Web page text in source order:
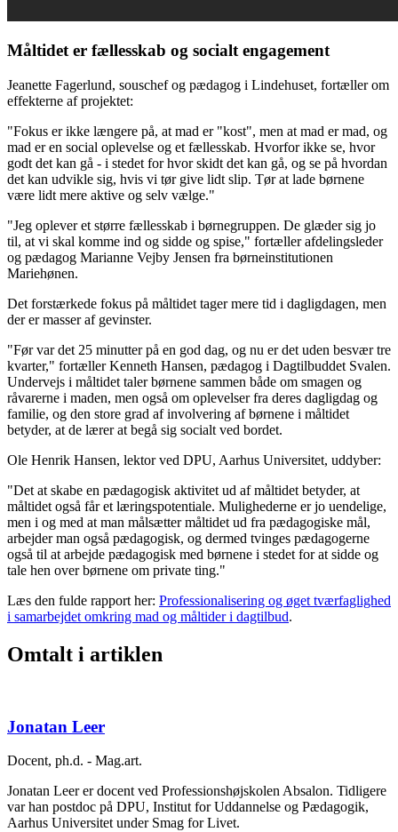
Måltidet er fællesskab og socialt engagement
Jeanette Fagerlund, souschef og pædagog i Lindehuset, fortæller om
effekterne af projektet:
"Fokus er ikke længere på, at mad er "kost", men at mad er mad, og
mad er en social oplevelse og et fællesskab. Hvorfor ikke se, hvor
godt det kan gå - i stedet for hvor skidt det kan gå, og se på hvordan
det kan udvikle sig, hvis vi tør give lidt slip. Tør at lade børnene
være lidt mere aktive og selv vælge."
"Jeg oplever et større fællesskab i børnegruppen. De glæder sig jo
til, at vi skal komme ind og sidde og spise," fortæller afdelingsleder
og pædagog Marianne Vejby Jensen fra børneinstitutionen
Mariehønen.
Det forstærkede fokus på måltidet tager mere tid i dagligdagen, men
der er masser af gevinster.
"Før var det 25 minutter på en god dag, og nu er det uden besvær tre
kvarter," fortæller Kenneth Hansen, pædagog i Dagtilbuddet Svalen.
Undervejs i måltidet taler børnene sammen både om smagen og
råvarerne i maden, men også om oplevelser fra deres dagligdag og
familie, og den store grad af involvering af børnene i måltidet
betyder, at de lærer at begå sig socialt ved bordet.
Ole Henrik Hansen, lektor ved DPU, Aarhus Universitet, uddyber:
"Det at skabe en pædagogisk aktivitet ud af måltidet betyder, at
måltidet også får et læringspotentiale. Mulighederne er jo uendelige,
men i og med at man målsætter måltidet ud fra pædagogiske mål,
arbejder man også pædagogisk, og dermed tvinges pædagogerne
også til at arbejde pædagogisk med børnene i stedet for at sidde og
tale hen over børnene om private ting."
Læs den fulde rapport her: Professionalisering og øget tværfaglighed
i samarbejdet omkring mad og måltider i dagtilbud.
Omtalt i artiklen
Jonatan Leer
Docent, ph.d. - Mag.art.
Jonatan Leer er docent ved Professionshøjskolen Absalon. Tidligere
var han postdoc på DPU, Institut for Uddannelse og Pædagogik,
Aarhus Universitet under Smag for Livet.